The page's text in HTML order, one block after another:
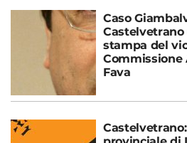
Caso
Castelvetrano
stampa del
Fava